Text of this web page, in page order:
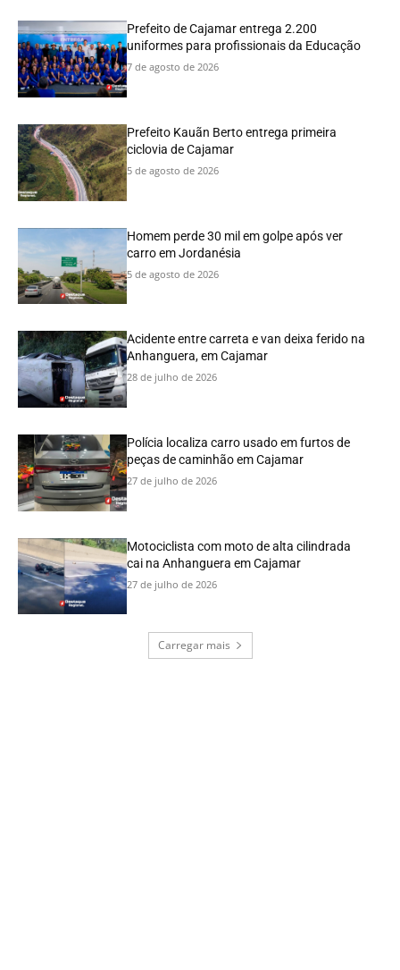
Prefeito de Cajamar entrega 2.200
uniformes para profissionais da Educação
7 de agosto de 2026
Prefeito Kauãn Berto entrega primeira
ciclovia de Cajamar
5 de agosto de 2026
Homem perde 30 mil em golpe após ver
carro em Jordanésia
5 de agosto de 2026
Acidente entre carreta e van deixa ferido na
Anhanguera, em Cajamar
28 de julho de 2026
Polícia localiza carro usado em furtos de
peças de caminhão em Cajamar
27 de julho de 2026
Motociclista com moto de alta cilindrada
cai na Anhanguera em Cajamar
27 de julho de 2026
Carregar mais